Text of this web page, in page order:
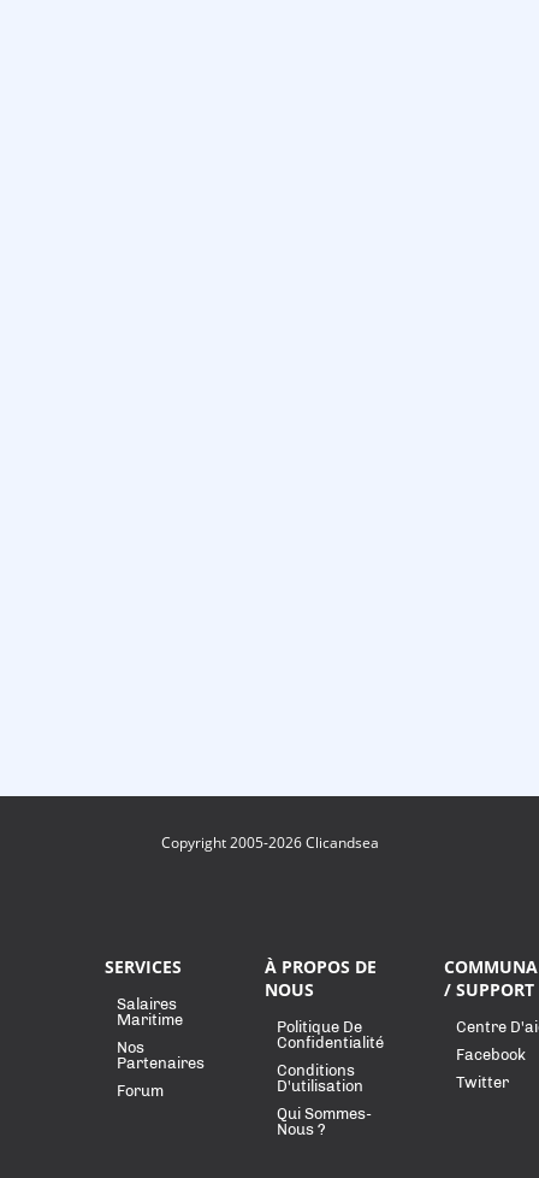
Copyright 2005-2026 Clicandsea
SERVICES
Salaires
Maritime
Nos
Partenaires
Forum
À PROPOS DE
NOUS
Politique De
Confidentialité
Conditions
D'utilisation
Qui Sommes-
Nous ?
/ SUPPORT
Centre
Facebook
Twitter